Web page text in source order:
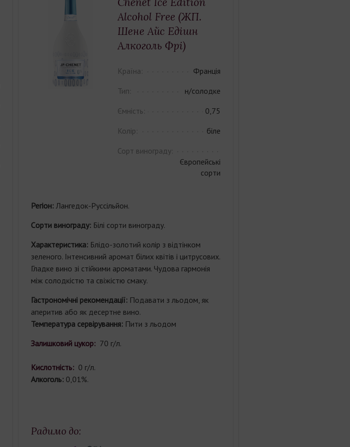
Alcohol Free (ЖП.
Шене Айс Едішн
Алкоголь Фрі)
Країна:
Франція
Тип:
н/солодке
Ємність:
0,75
Колір:
біле
Сорт винограду:
Європейські
сорти
Регіон: Лангедок-Руссільйон.
Cорти винограду: Білі сорти винограду.
Характеристика: Блідо-золотий колір з відтінком
зеленого. Інтенсивний аромат білих квітів і цитрусових.
Гладке вино зі стійкими ароматами. Чудова гармонія
між солодкістю та свіжістю смаку.
Гастрономічні рекомендації: Подавати з льодом, як
аперитив або як десертне вино.
Температура сервірування: Пити з льодом
Залишковий цукор: 70 г/л.
Кислотність: 0 г/л.
Алкоголь: 0,01%.
Радимо до: